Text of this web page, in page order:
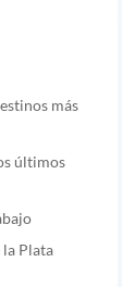
más
últimos
la Plata